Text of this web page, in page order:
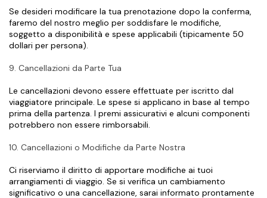
Se desideri modificare la tua prenotazione dopo la conferma,
faremo del nostro meglio per soddisfare le modifiche,
soggetto a disponibilità e spese applicabili (tipicamente 50
dollari per persona).
9. Cancellazioni da Parte Tua
Le cancellazioni devono essere effettuate per iscritto dal
viaggiatore principale. Le spese si applicano in base al tempo
prima della partenza. I premi assicurativi e alcuni componenti
potrebbero non essere rimborsabili.
10. Cancellazioni o Modifiche da Parte Nostra
Ci riserviamo il diritto di apportare modifiche ai tuoi
arrangiamenti di viaggio. Se si verifica un cambiamento
significativo o una cancellazione, sarai informato prontamente